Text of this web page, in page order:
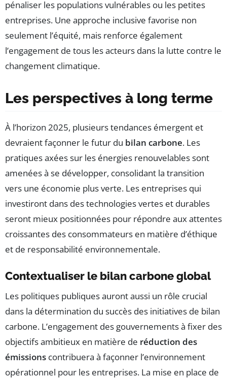
pénaliser les populations vulnérables ou les petites
entreprises. Une approche inclusive favorise non
seulement l’équité, mais renforce également
l’engagement de tous les acteurs dans la lutte contre le
changement climatique.
Les perspectives à long terme
À l’horizon 2025, plusieurs tendances émergent et
devraient façonner le futur du bilan carbone. Les
pratiques axées sur les énergies renouvelables sont
amenées à se développer, consolidant la transition
vers une économie plus verte. Les entreprises qui
investiront dans des technologies vertes et durables
seront mieux positionnées pour répondre aux attentes
croissantes des consommateurs en matière d’éthique
et de responsabilité environnementale.
Contextualiser le bilan carbone global
Les politiques publiques auront aussi un rôle crucial
dans la détermination du succès des initiatives de bilan
carbone. L’engagement des gouvernements à fixer des
objectifs ambitieux en matière de réduction des
émissions contribuera à façonner l’environnement
opérationnel pour les entreprises. La mise en place de